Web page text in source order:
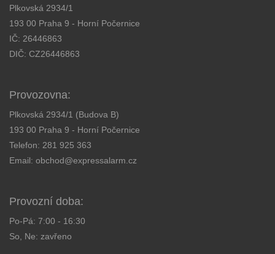
Plkovská 2934/1
193 00 Praha 9 - Horní Počernice
IČ: 26446863
DIČ: CZ26446863
Provozovna:
Plkovská 2934/1 (Budova B)
193 00 Praha 9 - Horní Počernice
Telefon: 281 925 363
Email: obchod@expressalarm.cz
Provozní doba:
Po-Pá: 7:00 - 16:30
So, Ne: zavřeno